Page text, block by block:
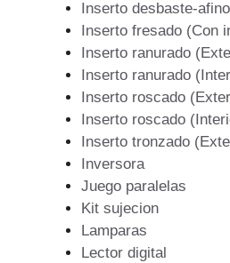
Inserto desbaste-
Inserto fresado (Con
Inserto ranurado
Inserto ranurado
Inserto roscado
Inserto roscado
Inserto tronzado
Inversora
Juego paralelas
Kit sujecion
Lamparas
Lector digital